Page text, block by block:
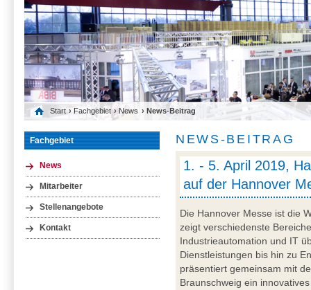
Start › Fachgebiet › News › News-Beitrag
Fachgebiet
News
Mitarbeiter
Stellenangebote
Kontakt
NEWS-BEITRAG
1. - 5. April 2019,
auf der Hannover
Die Hannover Messe ist die
zeigt verschiedenste
Industrieautomation und IT
Dienstleistungen bis hin zu
präsentiert gemeinsam mit
Braunschweig ein